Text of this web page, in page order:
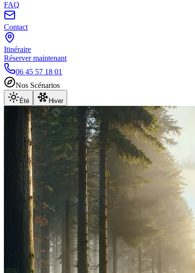
FAQ
Contact
Itinéraire
Réserver maintenant
06 45 57 18 01
Nos Scénarios
Été Hiver